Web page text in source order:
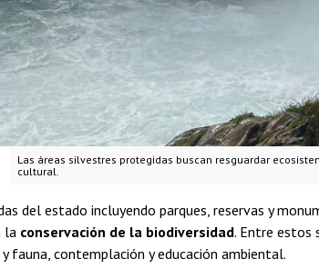
Las áreas silvestres protegidas buscan resguardar
cultural.
del estado incluyendo parques, reservas y
la conservación de la biodiversidad. Entre estos
fauna, contemplación y educación ambiental.